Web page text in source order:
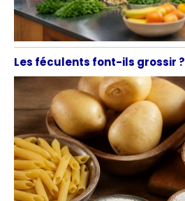
Les féculents font-ils grossir ?